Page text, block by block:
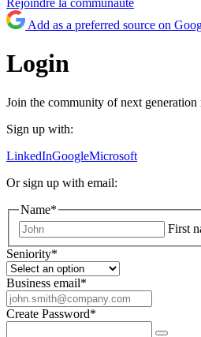
Rejoindre la communauté
Add as a preferred source on
Login
Join the community of next generation
Sign up with:
LinkedInGoogleMicrosoft
Or sign up with email:
Name*
First
Seniority*
Business email*
Create Password*